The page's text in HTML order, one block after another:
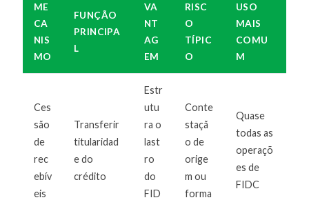
ME
CA
NIS
MO
FUNÇÃO
PRINCIPA
L
VA
NT
AG
EM
RISC
O
TÍPIC
O
USO
MAIS
COMU
M
Ces
são
de
rec
ebív
eis
Transferir
titularidad
e do
crédito
Estr
utu
ra o
last
ro
do
FID
Conte
staçã
o de
orige
m ou
forma
Quase
todas as
operaçõ
es de
FIDC